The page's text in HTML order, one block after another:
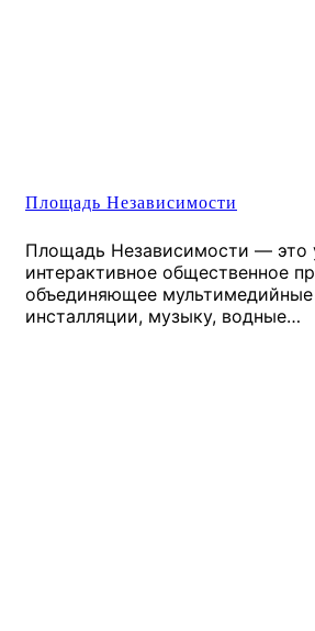
Площадь Независимости
Площадь Независимости — это
интерактивное общественное
объединяющее мультимедийные
инсталляции, музыку, водные…